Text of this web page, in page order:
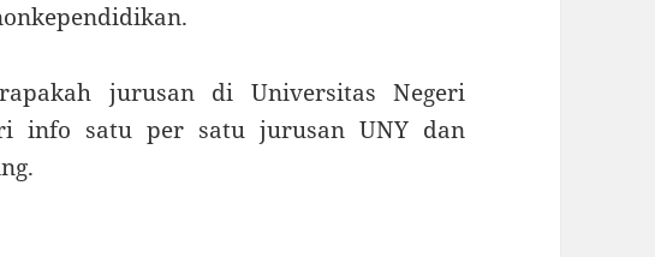
jurusan di Universitas Negeri
info satu per satu jurusan UNY dan